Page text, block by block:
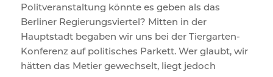
Politveranstaltung könnte es geben als das
Berliner Regierungsviertel? Mitten in der
Hauptstadt begaben wir uns bei der Tiergarten-
Konferenz auf politisches Parkett. Wer glaubt, wir
hätten das Metier gewechselt, liegt jedoch